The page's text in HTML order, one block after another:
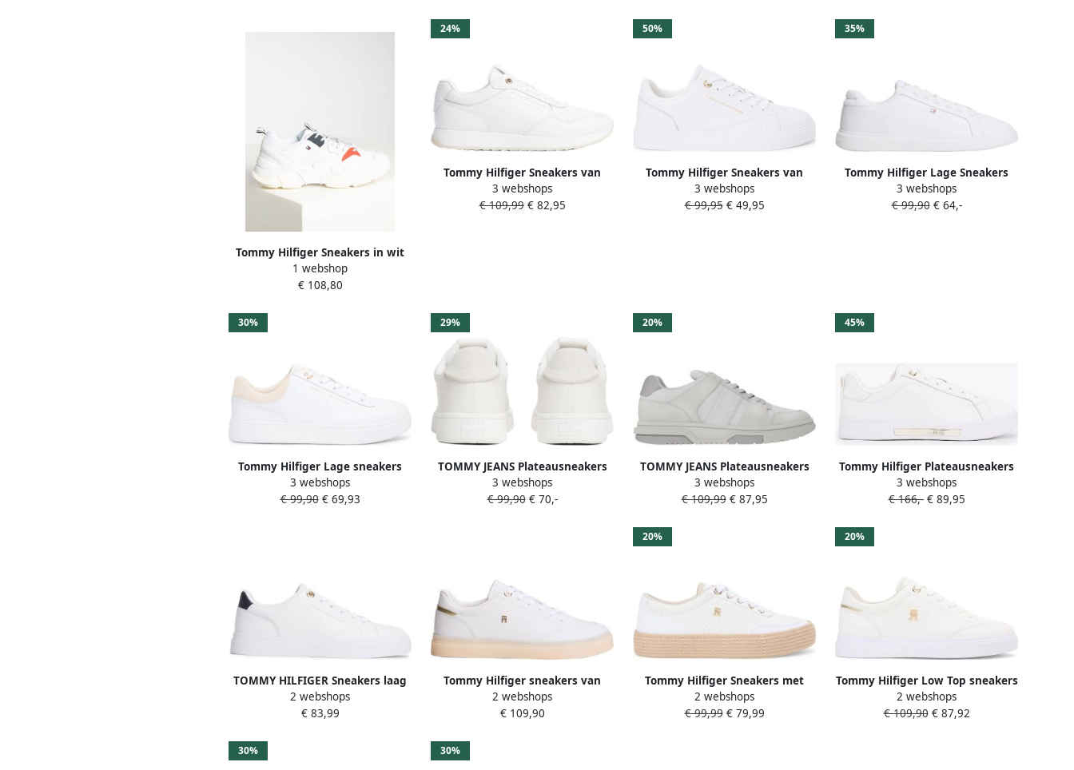
Tommy Hilfiger Sneakers in wit
voor Dames WMN Chunky Mixed
Textile Trainer
1 webshop
€ 108,80
24%
Tommy Hilfiger Sneakers van
echt leer met labelopschrift
3 webshops
€ 109,99€ 82,95
50%
Tommy Hilfiger Sneakers van
echt leer met logodetail
3 webshops
€ 99,95€ 49,95
35%
Tommy Hilfiger Lage Sneakers
fw0fw08948biybs41
3 webshops
€ 99,90€ 64,-
30%
Tommy Hilfiger Lage sneakers
van echt runderleer
3 webshops
€ 99,90€ 69,93
29%
TOMMY JEANS Plateausneakers
ARCHIVE' 98 vrijetijdsschoen
halfhoge schoen veterschoen
3 webshops
€ 99,90€ 70,-
20%
TOMMY JEANS Plateausneakers
TJW BASKET SNEAKER
FOOTLOCKER in duurzame
3 webshops
€ 109,99€ 87,95
45%
Tommy Hilfiger Plateausneakers
CHIQUE COURT SNEAKER
Vrijetijdsschoen lage schoen
3 webshops
€ 166,-€ 89,95
TOMMY HILFIGER Sneakers laag
'Metallic Logo' wit
2 webshops
€ 83,99
Tommy Hilfiger sneakers van
echt leer met logodetails
2 webshops
€ 109,90
20%
Tommy Hilfiger Sneakers met
strozool
2 webshops
€ 99,99€ 79,99
20%
Tommy Hilfiger Low Top sneakers
van puur rundleer
2 webshops
€ 109,90€ 87,92
30% 30%